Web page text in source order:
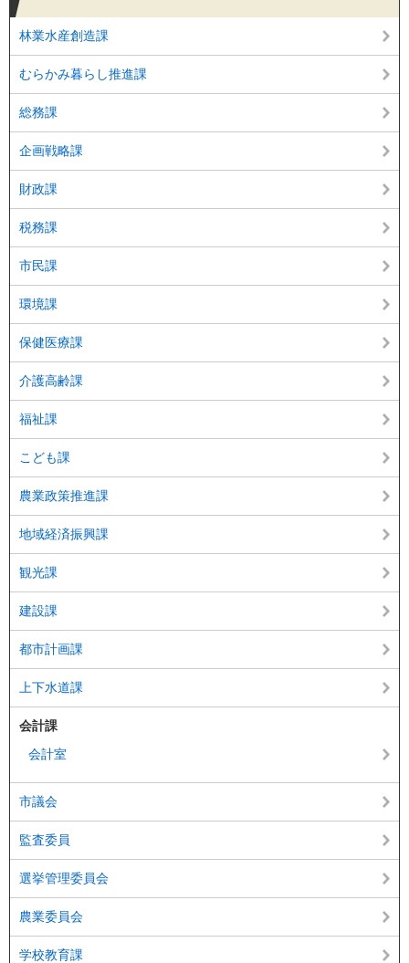
林業水産創造課
むらかみ暮らし推進課
総務課
企画戦略課
財政課
税務課
市民課
環境課
保健医療課
介護高齢課
福祉課
こども課
農業政策推進課
地域経済振興課
観光課
建設課
都市計画課
上下水道課
会計課
会計室
市議会
監査委員
選挙管理委員会
農業委員会
学校教育課